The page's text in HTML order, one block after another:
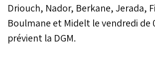
comme le Saiss, le
Moyen Atlas, la
Driouch, Nador, Berkane, Jerada,
Boulmane et Midelt le vendredi de
prévient la DGM.